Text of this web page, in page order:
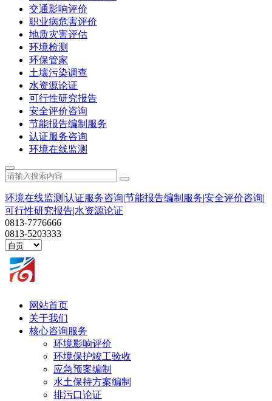
交通影响评价
职业病危害评价
地质灾害评估
环境检测
环保管家
土壤污染调查
水资源论证
可行性研究报告
安全评价咨询
节能报告编制服务
认证服务咨询
环境在线监测
环境在线监测 |认证服务咨询|节能报告编制服务|安全评价咨询|
可行性研究报告|水资源论证
0813-7776666
0813-5203333
网站首页
关于我们
核心咨询服务
环境影响评价
环境保护竣工验收
应急预案编制
水土保持方案编制
排污口论证